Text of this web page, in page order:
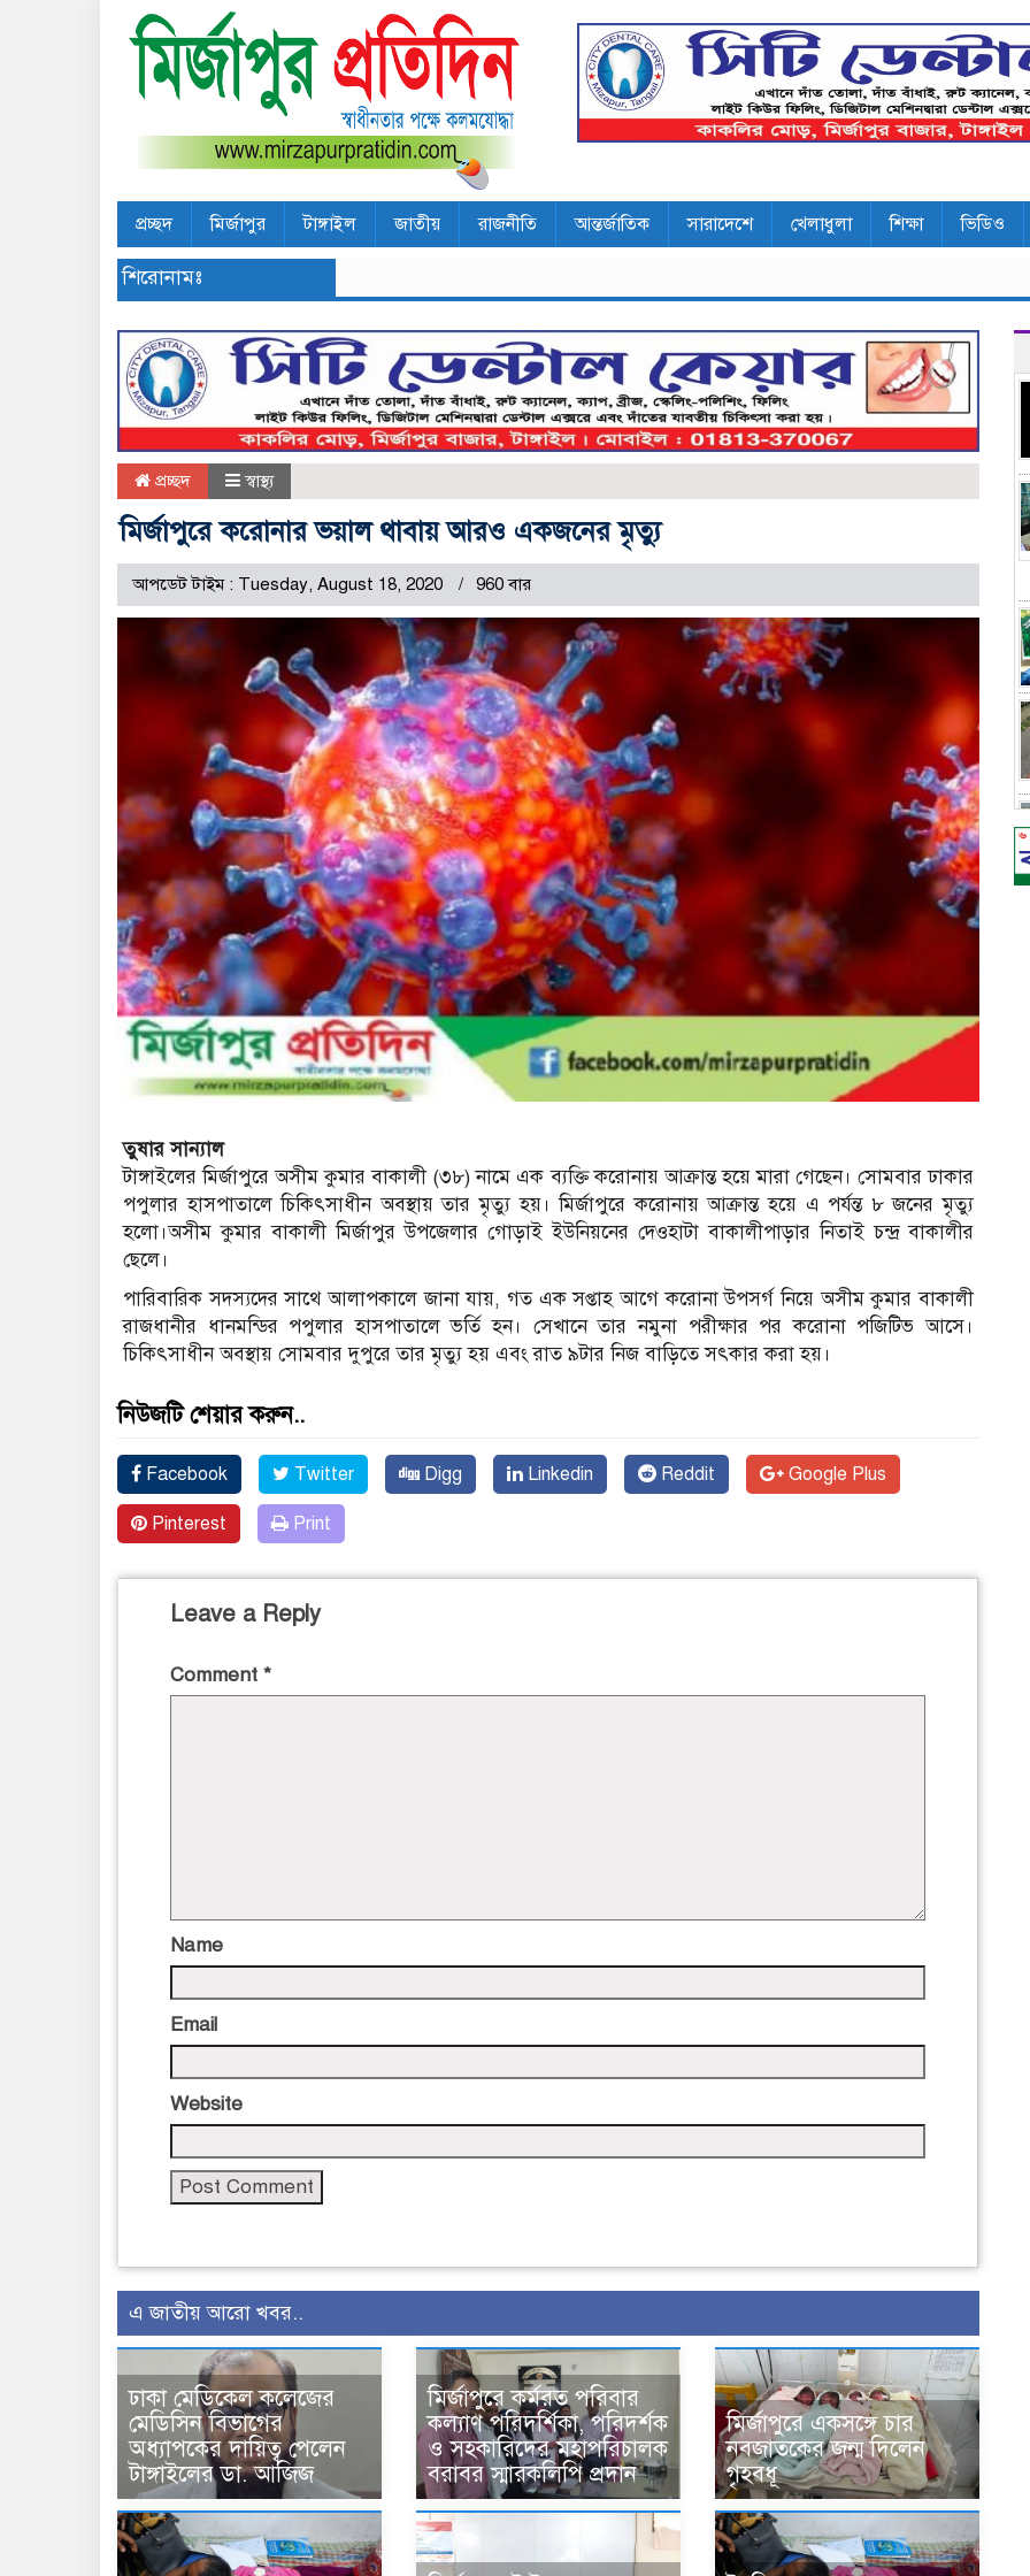
প্রচ্ছদ মির্জাপুর টাঙ্গাইল জাতীয় রাজনীতি আন্তর্জাতিক সারাদেশে খেলাধুলা শিক্ষা ভিডিও
শিরোনামঃ
প্রচ্ছদ স্বাস্থ্য
মির্জাপুরে করোনার ভয়াল থাবায় আরও একজনের মৃত্যু
আপডেট টাইম : Tuesday, August 18, 2020 960 বার
তুষার সান্যাল
টাঙ্গাইলের মির্জাপুরে অসীম কুমার বাকালী (৩৮) নামে এক ব্যক্তি করোনায় আক্রান্ত হয়ে মারা গেছেন। সোমবার ঢাকার
পপুলার হাসপাতালে চিকিৎসাধীন অবস্থায় তার মৃত্যু হয়। মির্জাপুরে করোনায় আক্রান্ত হয়ে এ পর্যন্ত ৮ জনের মৃত্যু
হলো।অসীম কুমার বাকালী মির্জাপুর উপজেলার গোড়াই ইউনিয়নের দেওহাটা বাকালীপাড়ার নিতাই চন্দ্র বাকালীর
ছেলে।
পারিবারিক সদস্যদের সাথে আলাপকালে জানা যায়, গত এক সপ্তাহ আগে করোনা উপসর্গ নিয়ে অসীম কুমার বাকালী
রাজধানীর ধানমন্ডির পপুলার হাসপাতালে ভর্তি হন। সেখানে তার নমুনা পরীক্ষার পর করোনা পজিটিভ আসে।
চিকিৎসাধীন অবস্থায় সোমবার দুপুরে তার মৃত্যু হয় এবং রাত ৯টার নিজ বাড়িতে সৎকার করা হয়।
নিউজটি শেয়ার করুন..
Facebook Twitter Digg Linkedin Reddit Google Plus
Pinterest Print
Leave a Reply
Comment *
Name
Email
Website
এ জাতীয় আরো খবর..
ঢাকা মেডিকেল কলেজের
মেডিসিন বিভাগের
অধ্যাপকের দায়িত্ব পেলেন
টাঙ্গাইলের ডা. আজিজ
মির্জাপুরে কর্মরত পরিবার
কল্যাণ পরিদর্শিকা, পরিদর্শক
ও সহকারিদের মহাপরিচালক
বরাবর স্মারকলিপি প্রদান
মির্জাপুরে একসঙ্গে চার
নবজাতকের জন্ম দিলেন
গৃহবধূ